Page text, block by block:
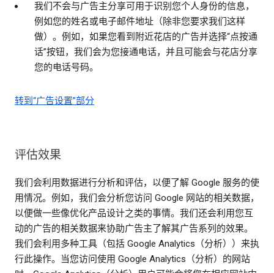
我们不会与广告主分享可用于识别您个人身份的信息，
例如您的姓名或电子邮件地址（除非您要求我们这样
做）。例如，如果您看到附近花店的广告并选择“点按通
话”按钮，我们会为您接通电话，并且可能会与花店分享
您的电话号码。
转到“广告设置”部分
评估效果
我们会利用数据进行分析和评估，以便了解 Google 服务的使
用情况。例如，我们会分析您访问 Google 网站的相关数据，
以便做一些像优化产品设计之类的事情。我们还会利用您互
动的广告的相关数据来协助广告主了解其广告系列的效果。
我们会利用多种工具（包括 Google Analytics（分析））来执
行此操作。当您访问使用 Google Analytics（分析）的网站